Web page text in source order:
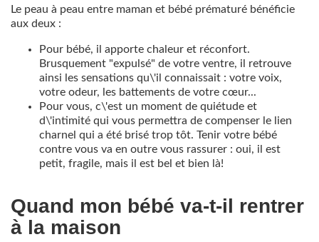
Le peau à peau entre maman et bébé prématuré bénéficie
aux deux :
Pour bébé, il apporte chaleur et réconfort.
Brusquement "expulsé" de votre ventre, il retrouve
ainsi les sensations qu\'il connaissait : votre voix,
votre odeur, les battements de votre cœur...
Pour vous, c\'est un moment de quiétude et
d\'intimité qui vous permettra de compenser le lien
charnel qui a été brisé trop tôt. Tenir votre bébé
contre vous va en outre vous rassurer : oui, il est
petit, fragile, mais il est bel et bien là!
Quand mon bébé va-t-il rentrer
à la maison